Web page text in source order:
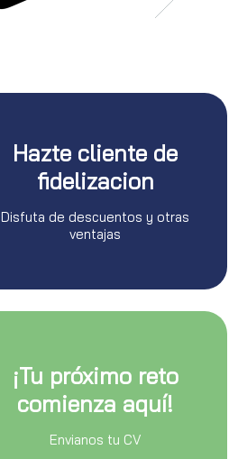
Hazte cliente de
fidelizacion
Disfuta de descuentos y otras
ventajas
¡Tu próximo reto
comienza aquí!
Envianos tu CV